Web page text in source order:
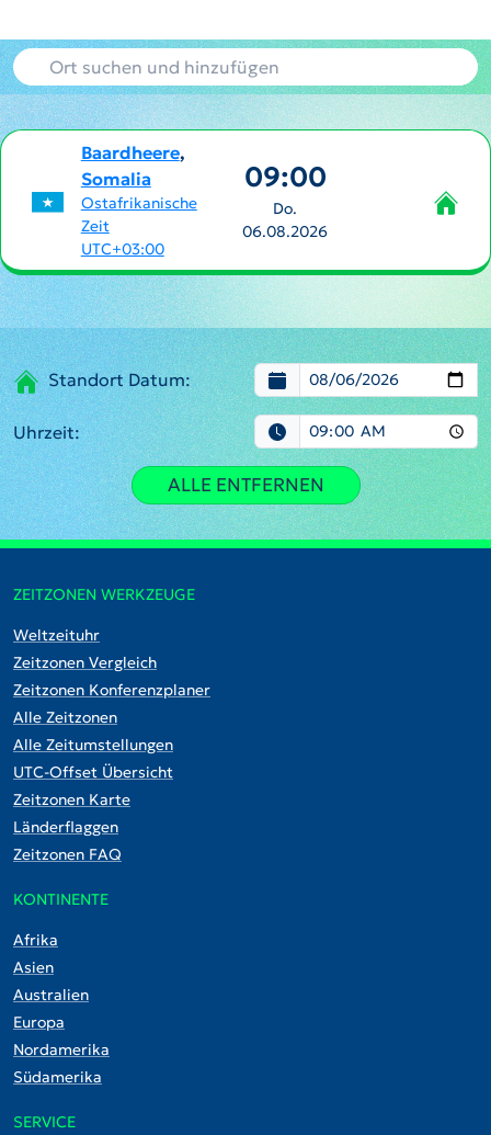
Baardheere,
Somalia
Ostafrikanische
Zeit
UTC+03:00
09:00
Do.
06.08.2026
Standort Datum:
Uhrzeit:
ALLE ENTFERNEN
ZEITZONEN WERKZEUGE
Weltzeituhr
Zeitzonen Vergleich
Zeitzonen Konferenzplaner
Alle Zeitzonen
Alle Zeitumstellungen
UTC-Offset Übersicht
Zeitzonen Karte
Länderflaggen
Zeitzonen FAQ
KONTINENTE
Afrika
Asien
Australien
Europa
Nordamerika
Südamerika
SERVICE